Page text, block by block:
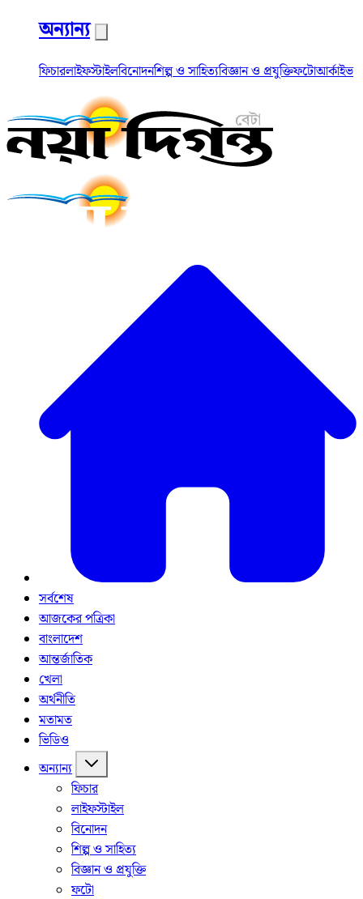
অন্যান্য
ফিচারলাইফস্টাইলবিনোদনশিল্প ও সাহিত্যবিজ্ঞান ও প্রযুক্তিফটোআর্কাইভ
সর্বশেষ
আজকের পত্রিকা
বাংলাদেশ
আন্তর্জাতিক
খেলা
অর্থনীতি
মতামত
ভিডিও
অন্যান্য
ফিচার
লাইফস্টাইল
বিনোদন
শিল্প ও সাহিত্য
বিজ্ঞান ও প্রযুক্তি
ফটো